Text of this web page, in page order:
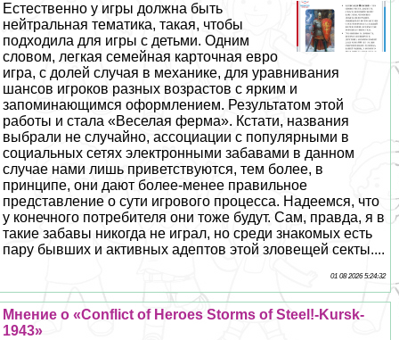
Естественно у игры должна быть
нейтральная тематика, такая, чтобы
подходила для игры с детьми. Одним
словом, легкая семейная карточная евро
игра, с долей случая в механике, для уравнивания
шансов игроков разных возрастов с ярким и
запоминающимся оформлением. Результатом этой
работы и стала «Веселая ферма». Кстати, названия
выбрали не случайно, ассоциации с популярными в
социальных сетях электронными забавами в данном
случае нами лишь приветствуются, тем более, в
принципе, они дают более-менее правильное
представление о сути игрового процесса. Надеемся, что
у конечного потребителя они тоже будут. Сам, правда, я в
такие забавы никогда не играл, но среди знакомых есть
пару бывших и активных адептов этой зловещей секты....
01 08 2026 5:24:32
Мнение о «Conflict of Heroes Storms of Steel!-Kursk-
1943»